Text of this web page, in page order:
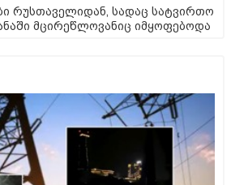
რუსთაველიდან, სადაც სატვირთო
მცირეწლოვანიც იმყოფებოდა